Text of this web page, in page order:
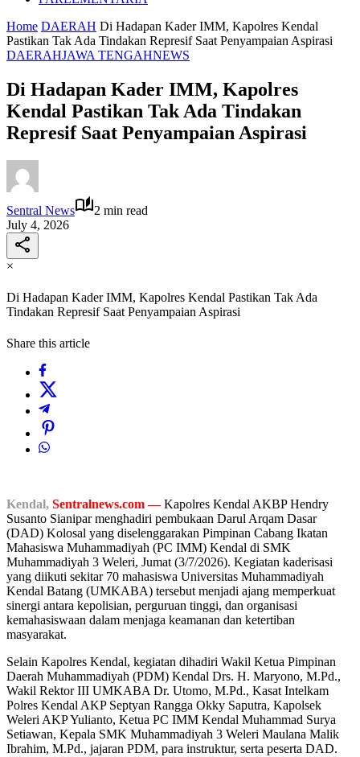
Home DAERAH Di Hadapan Kader IMM, Kapolres Kendal
Pastikan Tak Ada Tindakan Represif Saat Penyampaian Aspirasi
DAERAHJAWA TENGAHNEWS
Di Hadapan Kader IMM, Kapolres
Kendal Pastikan Tak Ada Tindakan
Represif Saat Penyampaian Aspirasi
Sentral News
2 min read
July 4, 2026
×
Di Hadapan Kader IMM, Kapolres Kendal Pastikan Tak Ada
Tindakan Represif Saat Penyampaian Aspirasi
Share this article
Kendal, Sentralnews.com — Kapolres Kendal AKBP Hendry
Susanto Sianipar menghadiri pembukaan Darul Arqam Dasar
(DAD) Kolosal yang diselenggarakan Pimpinan Cabang Ikatan
Mahasiswa Muhammadiyah (PC IMM) Kendal di SMK
Muhammadiyah 3 Weleri, Jumat (3/7/2026). Kegiatan kaderisasi
yang diikuti sekitar 70 mahasiswa Universitas Muhammadiyah
Kendal Batang (UMKABA) tersebut menjadi ajang memperkuat
sinergi antara kepolisian, perguruan tinggi, dan organisasi
kemahasiswaan dalam menjaga keamanan dan ketertiban
masyarakat.
Selain Kapolres Kendal, kegiatan dihadiri Wakil Ketua Pimpinan
Daerah Muhammadiyah (PDM) Kendal Drs. H. Maryono, M.Pd.,
Wakil Rektor III UMKABA Dr. Utomo, M.Pd., Kasat Intelkam
Polres Kendal AKP Septyan Rangga Okky Saputra, Kapolsek
Weleri AKP Yulianto, Ketua PC IMM Kendal Muhammad Surya
Setiawan, Kepala SMK Muhammadiyah 3 Weleri Maulana Malik
Ibrahim, M.Pd., jajaran PDM, para instruktur, serta peserta DAD.